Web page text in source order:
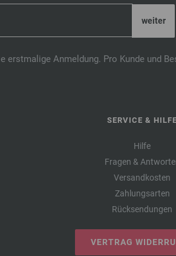
Anmeldung. Pro Kunde und
SERVICE & HILFE
Hilfe
Fragen &
Versandkosten
Zahlungsarten
Rücksendungen
VERTRAG